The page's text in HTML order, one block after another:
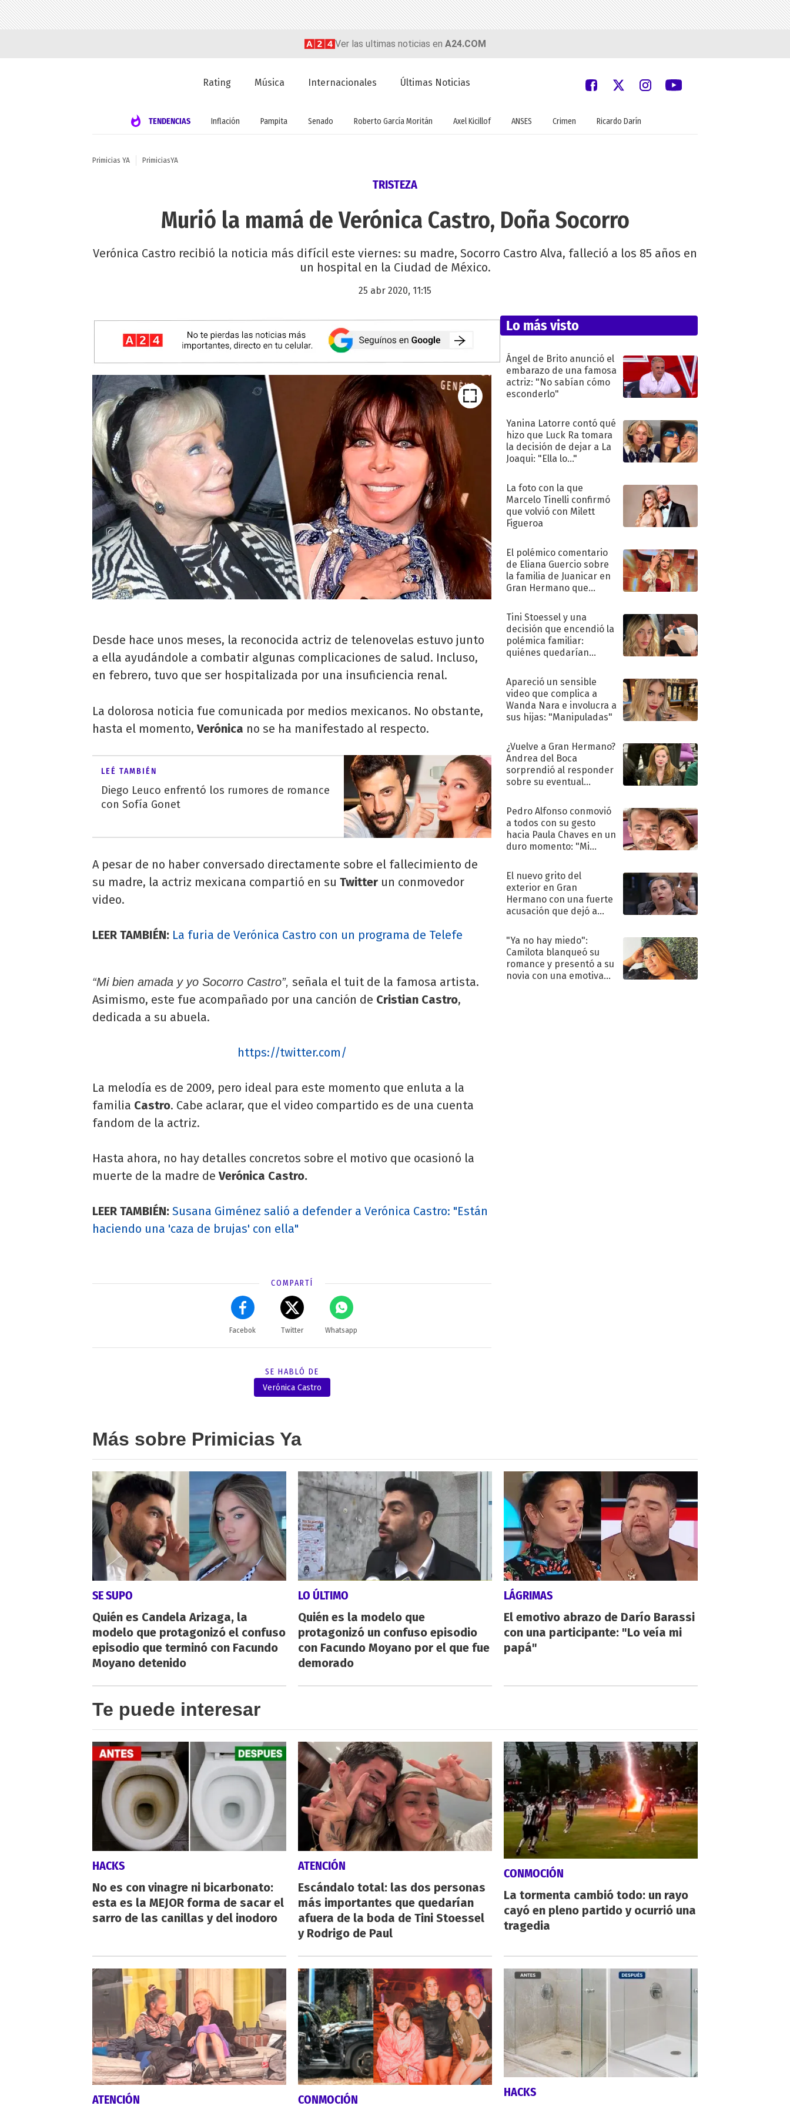
Ver las ultimas noticias en A24.COM
Rating Música Internacionales Últimas Noticias
TENDENCIAS Inflación Pampita Senado Roberto García Moritán Axel Kicillof ANSES Crimen Ricardo Darín
Primicias YA PrimiciasYA
TRISTEZA
Murió la mamá de Verónica Castro, Doña Socorro
Verónica Castro recibió la noticia más difícil este viernes: su madre, Socorro Castro Alva, falleció a los 85 años en
un hospital en la Ciudad de México.
25 abr 2020, 11:15
Desde hace unos meses, la reconocida actriz de telenovelas estuvo junto
a ella ayudándole a combatir algunas complicaciones de salud. Incluso,
en febrero, tuvo que ser hospitalizada por una insuficiencia renal.
La dolorosa noticia fue comunicada por medios mexicanos. No obstante,
hasta el momento,Verónica no se ha manifestado al respecto.
LEÉ TAMBIÉN
Diego Leuco enfrentó los rumores de romance
con Sofía Gonet
A pesar de no haber conversado directamente sobre el fallecimiento de
su madre, la actriz mexicana compartió en su Twitter un conmovedor
video.
LEER TAMBIÉN: La furia de Verónica Castro con un programa de Telefe
“Mi bien amada y yo Socorro Castro”, señala el tuit de la famosa artista.
Asimismo, este fue acompañado por una canción de Cristian Castro,
dedicada a su abuela.
https://twitter.com/
La melodía es de 2009, pero ideal para este momento que enluta a la
familia Castro. Cabe aclarar, que el video compartido es de una cuenta
fandom de la actriz.
Hasta ahora, no hay detalles concretos sobre el motivo que ocasionó la
muerte de la madre de Verónica Castro.
LEER TAMBIÉN: Susana Giménez salió a defender a Verónica Castro: "Están
haciendo una 'caza de brujas' con ella"
COMPARTÍ
Facebok Twitter Whatsapp
SE HABLÓ DE
Verónica Castro
Lo más visto
Ángel de Brito anunció el
embarazo de una famosa
actriz: "No sabían cómo
esconderlo"
Yanina Latorre contó qué
hizo que Luck Ra tomara
la decisión de dejar a La
Joaqui: "Ella lo..."
La foto con la que
Marcelo Tinelli confirmó
que volvió con Milett
Figueroa
El polémico comentario
de Eliana Guercio sobre
la familia de Juanicar en
Gran Hermano que
Tini Stoessel y una
decisión que encendió la
polémica familiar:
quiénes quedarían
Apareció un sensible
video que complica a
Wanda Nara e involucra a
sus hijas: "Manipuladas"
¿Vuelve a Gran Hermano?
Andrea del Boca
sorprendió al responder
sobre su eventual
Pedro Alfonso conmovió
a todos con su gesto
hacia Paula Chaves en un
duro momento: "Mi
terapéutico"
El nuevo grito del
exterior en Gran
Hermano con una fuerte
acusación que dejó a
"Traidora"
"Ya no hay miedo":
Camilota blanqueó su
romance y presentó a su
novia con una emotiva
Más sobre Primicias Ya
SE SUPO
Quién es Candela Arizaga, la
modelo que protagonizó el confuso
episodio que terminó con Facundo
Moyano detenido
LO ÚLTIMO
Quién es la modelo que
protagonizó un confuso episodio
con Facundo Moyano por el que fue
demorado
LÁGRIMAS
El emotivo abrazo de Darío Barassi
con una participante: "Lo veía mi
papá"
Te puede interesar
HACKS
No es con vinagre ni bicarbonato:
esta es la MEJOR forma de sacar el
sarro de las canillas y del inodoro
ATENCIÓN
Escándalo total: las dos personas
más importantes que quedarían
afuera de la boda de Tini Stoessel
y Rodrigo de Paul
CONMOCIÓN
La tormenta cambió todo: un rayo
cayó en pleno partido y ocurrió una
tragedia
ATENCIÓN CONMOCIÓN
HACKS